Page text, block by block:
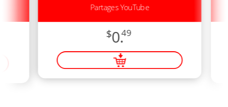
Partages YouTube
$0.49